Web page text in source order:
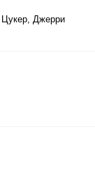
Джерри